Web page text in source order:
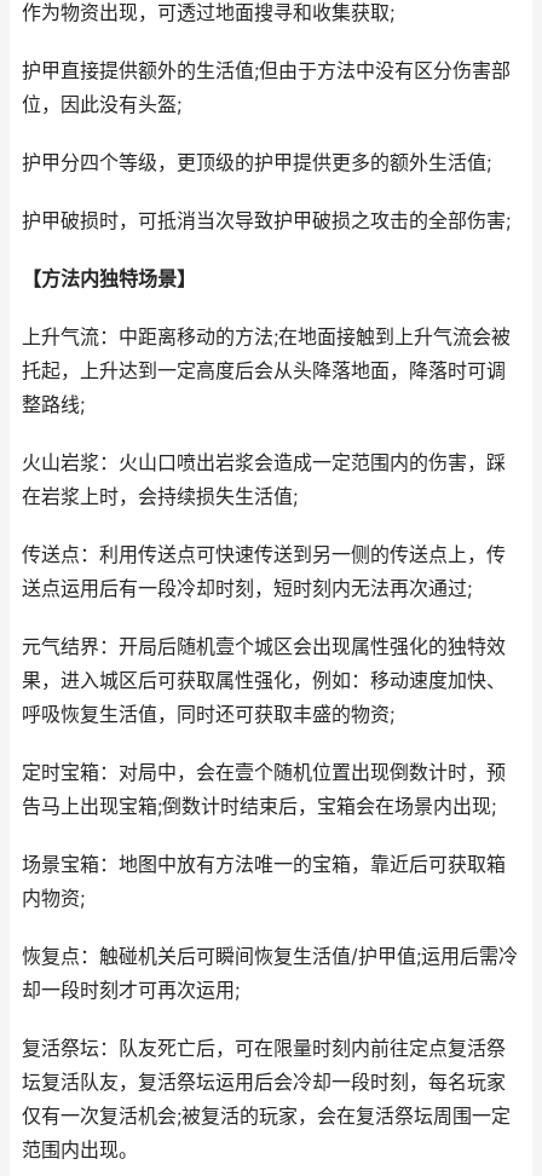
作为物资出现，可透过地面搜寻和收集获取;
护甲直接提供额外的生活值;但由于方法中没有区分伤害部
位，因此没有头盔;
护甲分四个等级，更顶级的护甲提供更多的额外生活值;
护甲破损时，可抵消当次导致护甲破损之攻击的全部伤害;
【方法内独特场景】
上升气流：中距离移动的方法;在地面接触到上升气流会被
托起，上升达到一定高度后会从头降落地面，降落时可调
整路线;
火山岩浆：火山口喷出岩浆会造成一定范围内的伤害，踩
在岩浆上时，会持续损失生活值;
传送点：利用传送点可快速传送到另一侧的传送点上，传
送点运用后有一段冷却时刻，短时刻内无法再次通过;
元气结界：开局后随机壹个城区会出现属性强化的独特效
果，进入城区后可获取属性强化，例如：移动速度加快、
呼吸恢复生活值，同时还可获取丰盛的物资;
定时宝箱：对局中，会在壹个随机位置出现倒数计时，预
告马上出现宝箱;倒数计时结束后，宝箱会在场景内出现;
场景宝箱：地图中放有方法唯一的宝箱，靠近后可获取箱
内物资;
恢复点：触碰机关后可瞬间恢复生活值/护甲值;运用后需冷
却一段时刻才可再次运用;
复活祭坛：队友死亡后，可在限量时刻内前往定点复活祭
坛复活队友，复活祭坛运用后会冷却一段时刻，每名玩家
仅有一次复活机会;被复活的玩家，会在复活祭坛周围一定
范围内出现。